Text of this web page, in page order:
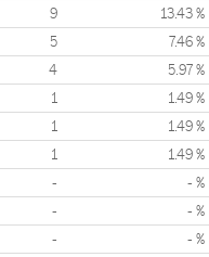
9 13.43 %
5 7.46 %
4 5.97 %
1 1.49 %
1 1.49 %
1 1.49 %
- - %
- - %
- - %